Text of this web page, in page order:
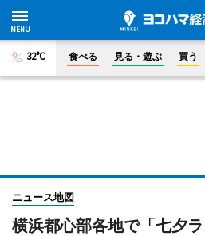
32°C 食べる 見る・遊ぶ 買う
ニュース地図
横浜都心部各地で「七夕